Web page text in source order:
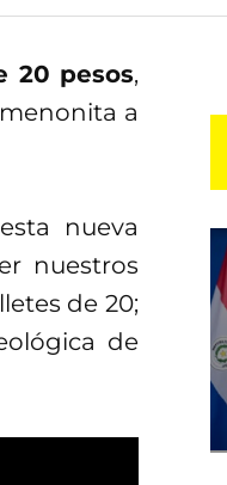
20 pesos,
a
nueva
nuestros
de 20;
de